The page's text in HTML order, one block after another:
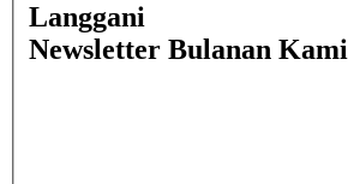
Langgani
Newsletter Bulanan Kami